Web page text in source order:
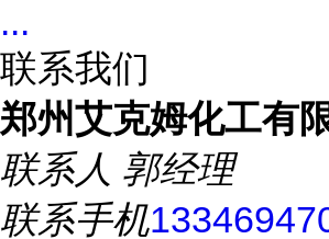
...
联系我们
郑州艾克姆化工有
联系人 郭经理
联系手机